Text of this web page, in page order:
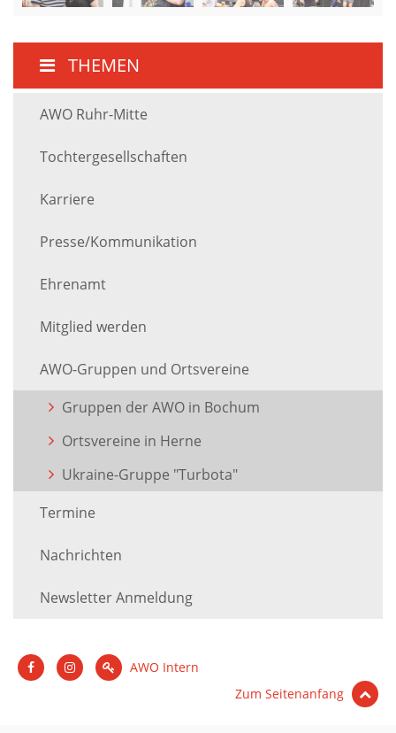
THEMEN
AWO Ruhr-Mitte
Tochtergesellschaften
Karriere
Presse/Kommunikation
Ehrenamt
Mitglied werden
AWO-Gruppen und Ortsvereine
Gruppen der AWO in Bochum
Ortsvereine in Herne
Ukraine-Gruppe "Turbota"
Termine
Nachrichten
Newsletter Anmeldung
AWO Intern
Zum Seitenanfang